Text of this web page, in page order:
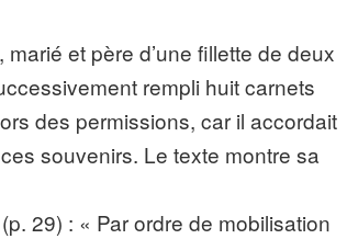
et père d’une fillette de deux
rempli huit carnets
des permissions, car il accordait
souvenirs. Le texte montre sa
29) : « Par ordre de mobilisation